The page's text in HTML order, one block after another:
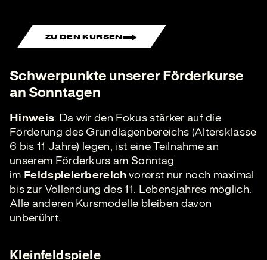
ZU DEN KURSEN
Schwerpunkte unserer Förderkurse
an Sonntagen
Hinweis: Da wir den Fokus stärker auf die
Förderung des Grundlagenbereichs (Altersklasse
6 bis 11 Jahre) legen, ist eine Teilnahme an
unserem Förderkurs am Sonntag
im Feldspielerbereichvorerst nur noch maximal
bis zur Vollendung des 11. Lebensjahres möglich.
Alle anderen Kursmodelle bleiben davon
unberührt.
Kleinfeldspiele